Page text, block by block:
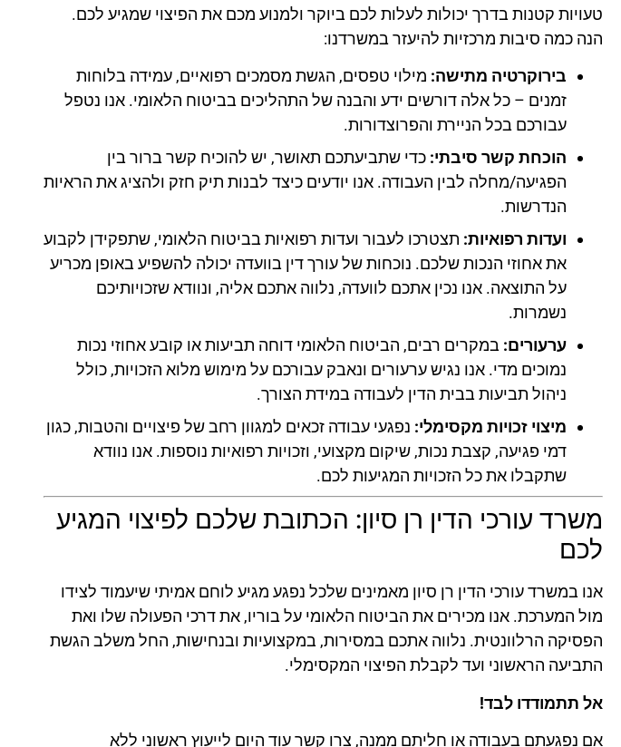
טעויות קטנות בדרך יכולות לעלות לכם ביוקר ולמנוע מכם את הפיצוי שמגיע לכם.
הנה כמה סיבות מרכזיות להיעזר במשרדנו:
בירוקרטיה מתישה: מילוי טפסים, הגשת מסמכים רפואיים, עמידה בלוחות
זמנים – כל אלה דורשים ידע והבנה של התהליכים בביטוח הלאומי. אנו נטפל
עבורכם בכל הניירת והפרוצדורות.
הוכחת קשר סיבתי: כדי שתביעתכם תאושר, יש להוכיח קשר ברור בין
הפגיעה/מחלה לבין העבודה. אנו יודעים כיצד לבנות תיק חזק ולהציג את הראיות
הנדרשות.
ועדות רפואיות: תצטרכו לעבור ועדות רפואיות בביטוח הלאומי, שתפקידן לקבוע
את אחוזי הנכות שלכם. נוכחות של עורך דין בוועדה יכולה להשפיע באופן מכריע
על התוצאה. אנו נכין אתכם לוועדה, נלווה אתכם אליה, ונוודא שזכויותיכם
נשמרות.
ערעורים: במקרים רבים, הביטוח הלאומי דוחה תביעות או קובע אחוזי נכות
נמוכים מדי. אנו נגיש ערעורים ונאבק עבורכם על מימוש מלוא הזכויות, כולל
ניהול תביעות בבית הדין לעבודה במידת הצורך.
מיצוי זכויות מקסימלי: נפגעי עבודה זכאים למגוון רחב של פיצויים והטבות, כגון
דמי פגיעה, קצבת נכות, שיקום מקצועי, וזכויות רפואיות נוספות. אנו נוודא
שתקבלו את כל הזכויות המגיעות לכם.
משרד עורכי הדין רן סיון: הכתובת שלכם לפיצוי המגיע
לכם
אנו במשרד עורכי הדין רן סיון מאמינים שלכל נפגע מגיע לוחם אמיתי שיעמוד לצידו
מול המערכת. אנו מכירים את הביטוח הלאומי על בוריו, את דרכי הפעולה שלו ואת
הפסיקה הרלוונטית. נלווה אתכם במסירות, במקצועיות ובנחישות, החל משלב הגשת
התביעה הראשוני ועד לקבלת הפיצוי המקסימלי.
אל תתמודדו לבד!
אם נפגעתם בעבודה או חליתם ממנה, צרו קשר עוד היום לייעוץ ראשוני ללא